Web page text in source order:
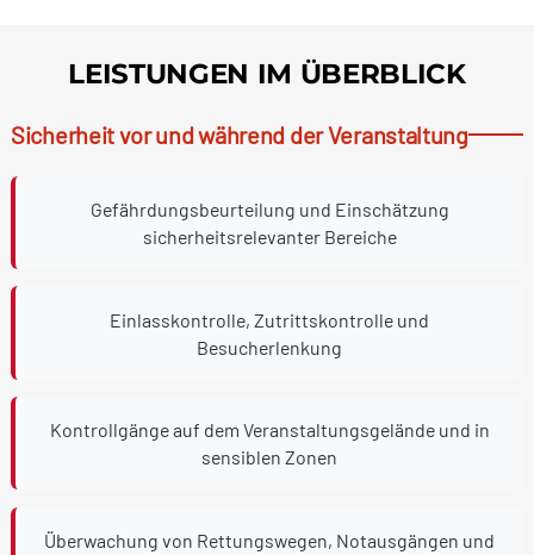
LEISTUNGEN IM ÜBERBLICK
Sicherheit vor und während der Veranstaltung
Gefährdungsbeurteilung und Einschätzung
sicherheitsrelevanter Bereiche
Einlasskontrolle, Zutrittskontrolle und
Besucherlenkung
Kontrollgänge auf dem Veranstaltungsgelände und in
sensiblen Zonen
Überwachung von Rettungswegen, Notausgängen und